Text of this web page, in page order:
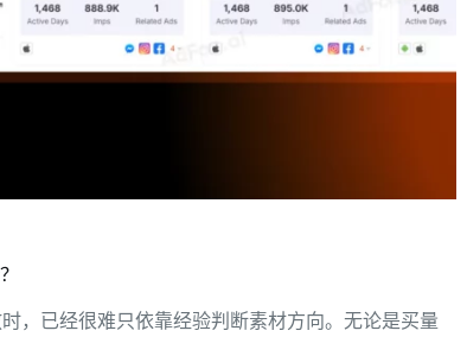
，已经很难只依靠经验判断素材方向。无论是买量